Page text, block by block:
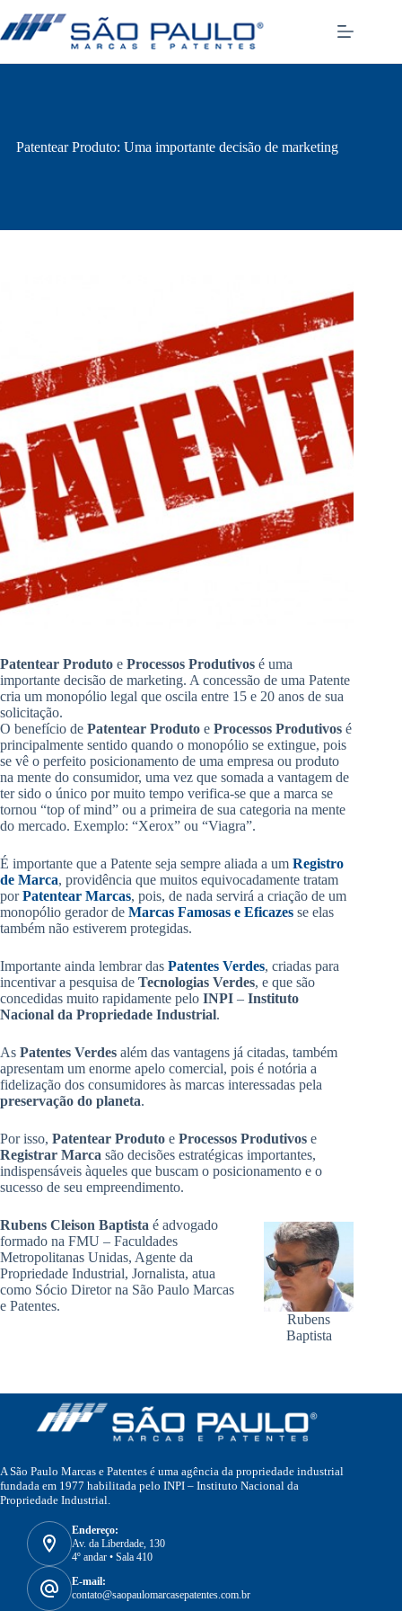
para
o
Patentear Produto: Uma importante decisão de marketing
Patentear Produto e Processos Produtivos é uma
importante decisão de marketing. A concessão de uma Patente
cria um monopólio legal que oscila entre 15 e 20 anos de sua
solicitação.
O benefício de Patentear Produto e Processos Produtivos é
principalmente sentido quando o monopólio se extingue, pois
se vê o perfeito posicionamento de uma empresa ou produto
na mente do consumidor, uma vez que somada a vantagem de
ter sido o único por muito tempo verifica-se que a marca se
tornou “top of mind” ou a primeira de sua categoria na mente
do mercado. Exemplo: “Xerox” ou “Viagra”.
É importante que a Patente seja sempre aliada a um Registro
de Marca, providência que muitos equivocadamente tratam
porPatentear Marcas, pois, de nada servirá a criação de um
monopólio gerador de Marcas Famosas e Eficazes se elas
também não estiverem protegidas.
Importante ainda lembrar das Patentes Verdes, criadas para
incentivar a pesquisa de Tecnologias Verdes, e que são
concedidas muito rapidamente pelo INPI – Instituto
Nacional da Propriedade Industrial.
As Patentes Verdes além das vantagens já citadas, também
apresentam um enorme apelo comercial, pois é notória a
fidelização dos consumidores às marcas interessadas pela
preservação do planeta.
Por isso, Patentear Produto e Processos Produtivos e
Registrar Marca são decisões estratégicas importantes,
indispensáveis àqueles que buscam o posicionamento e o
sucesso de seu empreendimento.
Rubens
Baptista
Rubens Cleison Baptista é advogado
formado na FMU – Faculdades
Metropolitanas Unidas, Agente da
Propriedade Industrial, Jornalista, atua
como Sócio Diretor na São Paulo Marcas
e Patentes.
A São Paulo Marcas e Patentes é uma agência da propriedade industrial
fundada em 1977 habilitada pelo INPI – Instituto Nacional da
Propriedade Industrial.
Endereço:
Av. da Liberdade, 130
4º andar • Sala 410
E-mail:
contato@saopaulomarcasepatentes.com.br